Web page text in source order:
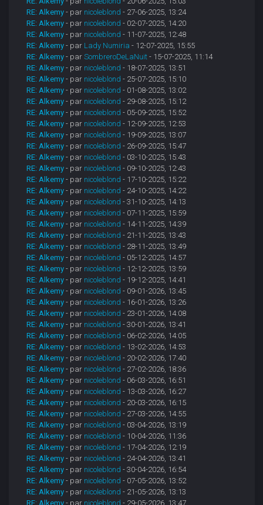
RE: Alkemy - par nicoleblond - 27-06-2025, 13:24
RE: Alkemy - par nicoleblond - 02-07-2025, 14:20
RE: Alkemy - par nicoleblond - 11-07-2025, 12:48
RE: Alkemy - par Lady Numiria - 12-07-2025, 15:55
RE: Alkemy - parSombreroDeLaNuit - 15-07-2025, 11:14
RE: Alkemy - par nicoleblond - 18-07-2025, 13:51
RE: Alkemy - par nicoleblond - 25-07-2025, 15:10
RE: Alkemy - par nicoleblond - 01-08-2025, 13:02
RE: Alkemy - par nicoleblond - 29-08-2025, 15:12
RE: Alkemy - par nicoleblond - 05-09-2025, 15:52
RE: Alkemy - par nicoleblond - 12-09-2025, 12:53
RE: Alkemy - par nicoleblond - 19-09-2025, 13:07
RE: Alkemy - par nicoleblond - 26-09-2025, 15:47
RE: Alkemy - par nicoleblond - 03-10-2025, 15:43
RE: Alkemy - par nicoleblond - 09-10-2025, 12:43
RE: Alkemy - par nicoleblond - 17-10-2025, 15:22
RE: Alkemy - par nicoleblond - 24-10-2025, 14:22
RE: Alkemy - par nicoleblond - 31-10-2025, 14:13
RE: Alkemy - par nicoleblond - 07-11-2025, 15:59
RE: Alkemy - par nicoleblond - 14-11-2025, 14:39
RE: Alkemy - par nicoleblond - 21-11-2025, 13:43
RE: Alkemy - par nicoleblond - 28-11-2025, 13:49
RE: Alkemy - par nicoleblond - 05-12-2025, 14:57
RE: Alkemy - par nicoleblond - 12-12-2025, 13:59
RE: Alkemy - par nicoleblond - 19-12-2025, 14:41
RE: Alkemy - par nicoleblond - 09-01-2026, 13:45
RE: Alkemy - par nicoleblond - 16-01-2026, 13:26
RE: Alkemy - par nicoleblond - 23-01-2026, 14:08
RE: Alkemy - par nicoleblond - 30-01-2026, 13:41
RE: Alkemy - par nicoleblond - 06-02-2026, 14:05
RE: Alkemy - par nicoleblond - 13-02-2026, 14:53
RE: Alkemy - par nicoleblond - 20-02-2026, 17:40
RE: Alkemy - par nicoleblond - 27-02-2026, 18:36
RE: Alkemy - par nicoleblond - 06-03-2026, 16:51
RE: Alkemy - par nicoleblond - 13-03-2026, 16:27
RE: Alkemy - par nicoleblond - 20-03-2026, 16:15
RE: Alkemy - par nicoleblond - 27-03-2026, 14:55
RE: Alkemy - par nicoleblond - 03-04-2026, 13:19
RE: Alkemy - par nicoleblond - 10-04-2026, 11:36
RE: Alkemy - par nicoleblond - 17-04-2026, 12:19
RE: Alkemy - par nicoleblond - 24-04-2026, 13:41
RE: Alkemy - par nicoleblond - 30-04-2026, 16:54
RE: Alkemy - par nicoleblond - 07-05-2026, 13:52
RE: Alkemy - par nicoleblond - 21-05-2026, 13:13
RE: Alkemy - par nicoleblond - 29-05-2026, 13:47